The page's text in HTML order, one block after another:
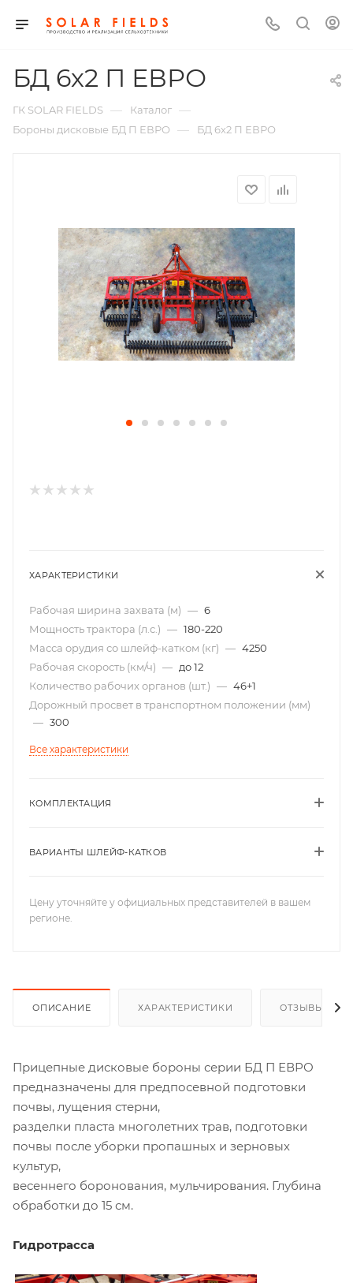
БД 6х2 П ЕВРО
ГК SOLAR FIELDS — Каталог —
Бороны дисковые БД П ЕВРО — БД 6х2 П ЕВРО
ХАРАКТЕРИСТИКИ
Рабочая ширина захвата (м) — 6
Мощность трактора (л.с.) — 180-220
Масса орудия со шлейф-катком (кг) — 4250
Рабочая скорость (км/ч) — до 12
Количество рабочих органов (шт.) — 46+1
Дорожный просвет в транспортном положении (мм)
— 300
Все характеристики
КОМПЛЕКТАЦИЯ
ВАРИАНТЫ ШЛЕЙФ-КАТКОВ
Цену уточняйте у официальных представителей в вашем
регионе.
ОПИСАНИЕ ХАРАКТЕРИСТИКИ ОТЗЫВЫ
Прицепные дисковые бороны серии БД П ЕВРО
предназначены для предпосевной подготовки
почвы, лущения стерни,
разделки пласта многолетних трав, подготовки
почвы после уборки пропашных и зерновых
культур,
весеннего боронования, мульчирования. Глубина
обработки до 15 см.
Гидротрасса